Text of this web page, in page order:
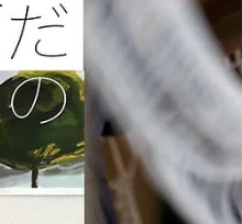
～14:30 「制作環境を見
伝統芸能・工芸ー」 髙里風花
袋郁弥／仲嶺良盛／仲嶺絵里